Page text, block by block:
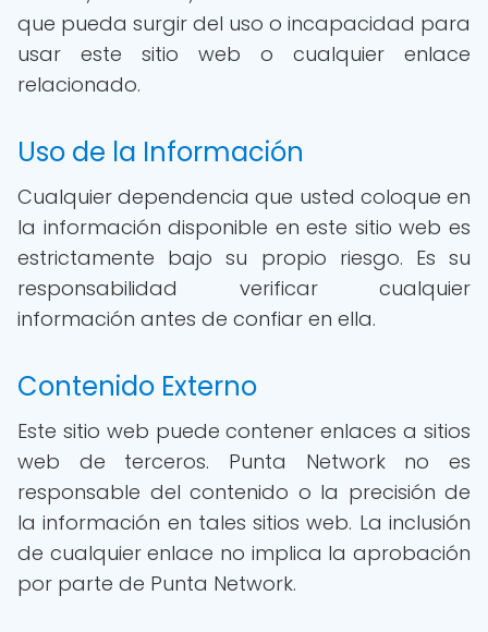
que pueda surgir del uso o incapacidad para
usar este sitio web o cualquier enlace
relacionado.
Uso de la Información
Cualquier dependencia que usted coloque en
la información disponible en este sitio web es
estrictamente bajo su propio riesgo. Es su
responsabilidad verificar cualquier
información antes de confiar en ella.
Contenido Externo
Este sitio web puede contener enlaces a sitios
web de terceros. Punta Network no es
responsable del contenido o la precisión de
la información en tales sitios web. La inclusión
de cualquier enlace no implica la aprobación
por parte de Punta Network.